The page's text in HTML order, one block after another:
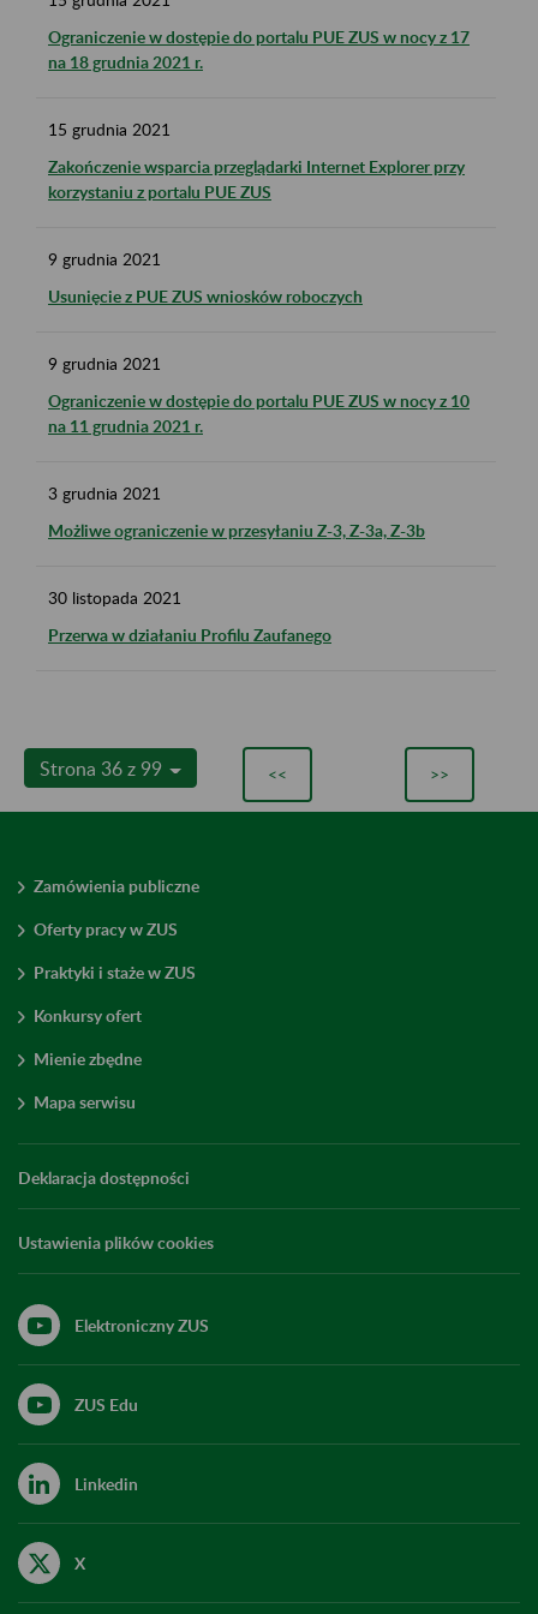
Ograniczenie w dostępie do portalu PUE ZUS w nocy z 17
na 18 grudnia 2021 r.
15 grudnia 2021
Zakończenie wsparcia przeglądarki Internet Explorer przy
korzystaniu z portalu PUE ZUS
9 grudnia 2021
Usunięcie z PUE ZUS wniosków roboczych
9 grudnia 2021
Ograniczenie w dostępie do portalu PUE ZUS w nocy z 10
na 11 grudnia 2021 r.
3 grudnia 2021
Możliwe ograniczenie w przesyłaniu Z-3, Z-3a, Z-3b
30 listopada 2021
Przerwa w działaniu Profilu Zaufanego
Strona 36 z 99 << >>
Zamówienia publiczne
Oferty pracy w ZUS
Praktyki i staże w ZUS
Konkursy ofert
Mienie zbędne
Mapa serwisu
Deklaracja dostępności
Ustawienia plików cookies
Elektroniczny ZUS
ZUS Edu
Linkedin
X